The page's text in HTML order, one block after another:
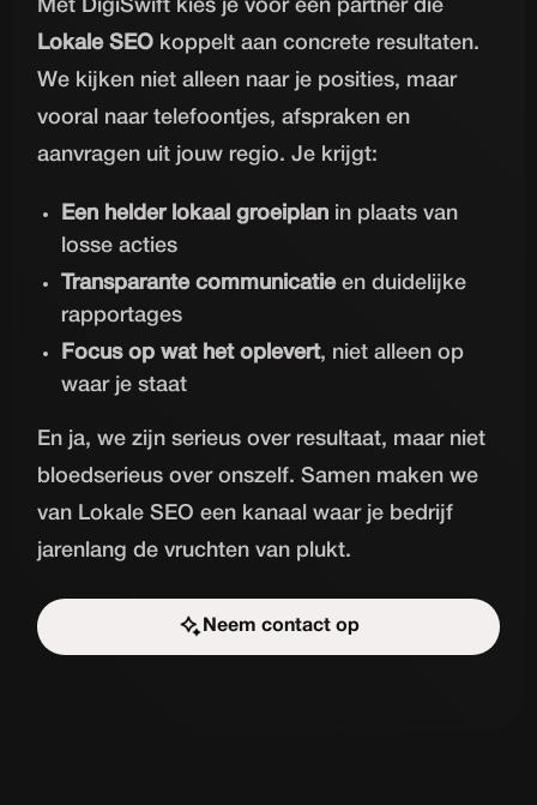
Met DigiSwift kies je voor een partner die
Lokale SEO koppelt aan concrete resultaten.
We kijken niet alleen naar je posities, maar
vooral naar telefoontjes, afspraken en
aanvragen uit jouw regio. Je krijgt:
Een helder lokaal groeiplan in plaats van
losse acties
Transparante communicatieen duidelijke
rapportages
Focus op wat het oplevert, niet alleen op
waar je staat
En ja, we zijn serieus over resultaat, maar niet
bloedserieus over onszelf. Samen maken we
van Lokale SEO een kanaal waar je bedrijf
jarenlang de vruchten van plukt.
Neem contact op
Start de uitdaging